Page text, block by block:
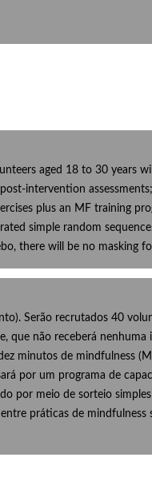
aged 18 to 30
intervention
plus an MF training
simple random
there will be no masking
Serão recrutados 40
não receberá nenhuma
minutos de mindfulness
por um programa de
por meio de sorteio
práticas de